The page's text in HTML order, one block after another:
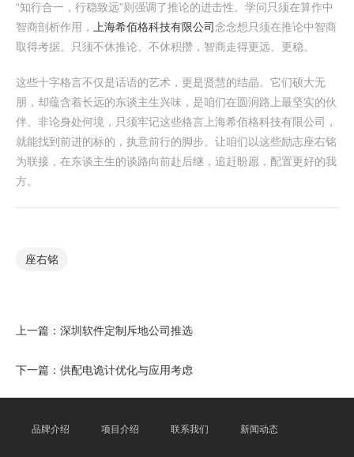
“知行合一，行稳致远”则强调了推论的进击性。学问只须在算作中
智商剖析作用，
上海希佰格科技有限公司念念想只须在推论中智商
取得考据。只须不休推论、不休积攒，智商走得更远、更稳。
这些十字格言不仅是话语的艺术，更是贤慧的结晶。它们硕大无
朋，却蕴含着长远的东谈主生兴味，是咱们在圆润路上最坚实的伙
伴。非论身处何境，只须牢记这些格言上海希佰格科技有限公司，
就能找到前进的标的，执意前行的脚步。让咱们以这些励志座右铭
为联接，在东谈主生的谈路向前赴后继，追赶盼愿，配置更好的我
方。
座右铭
上一篇： 深圳软件定制斥地公司推选
下一篇： 供配电诡计优化与应用考虑
品牌介绍 项目介绍 联系我们 新闻动态